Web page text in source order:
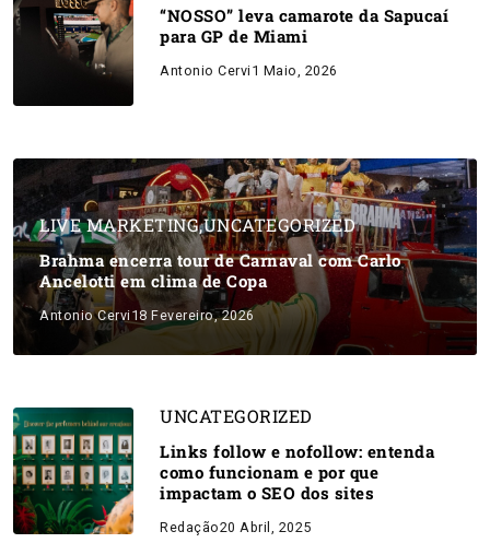
“NOSSO” leva camarote da Sapucaí
para GP de Miami
Antonio Cervi 1 Maio, 2026
LIVE MARKETING,UNCATEGORIZED
Brahma encerra tour de Carnaval com Carlo
Ancelotti em clima de Copa
Antonio Cervi 18 Fevereiro, 2026
UNCATEGORIZED
Links follow e nofollow: entenda
como funcionam e por que
impactam o SEO dos sites
Redação20 Abril, 2025